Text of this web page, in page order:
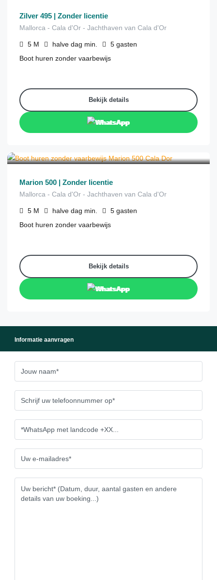
Zilver 495 | Zonder licentie
Mallorca - Cala d'Or - Jachthaven van Cala d'Or
5 M halve dag min. 5 gasten
Boot huren zonder vaarbewijs
Bekijk details
WhatsApp
Marion 500 | Zonder licentie
Mallorca - Cala d'Or - Jachthaven van Cala d'Or
5 M halve dag min. 5 gasten
Boot huren zonder vaarbewijs
Bekijk details
WhatsApp
Informatie aanvragen